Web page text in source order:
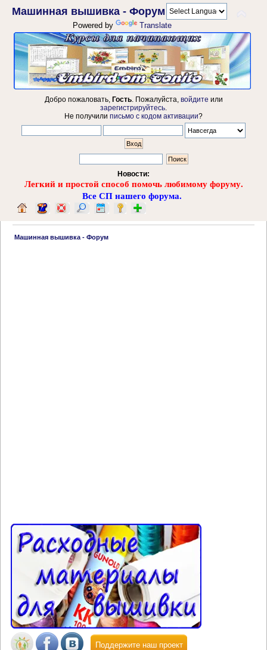
Машинная вышивка - Форум
Powered by Translate
Добро пожаловать, Гость. Пожалуйста, войдите или
зарегистрируйтесь
Не получили письмо с кодом активации?
Новости:
Легкий и простой способ помочь любимому форуму.
Все СП нашего форума.
Машинная вышивка - Форум
Поддержите наш проект